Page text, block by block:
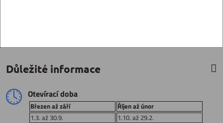
Důležité informace
Otevírací doba
Březen až září
Říjen až únor
1.3. až 30.9.
1.10. až 29.2.